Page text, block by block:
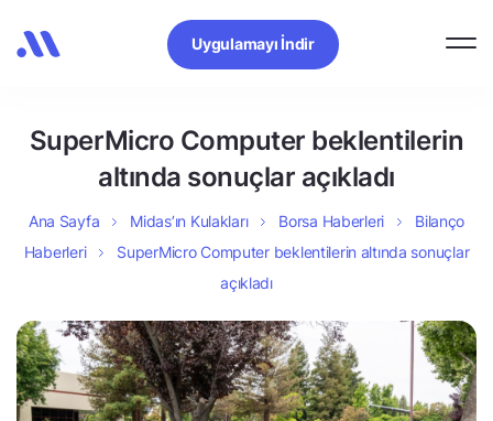
Uygulamayı İndir
SuperMicro Computer beklentilerin
altında sonuçlar açıkladı
Ana Sayfa Midas’ın Kulakları Borsa Haberleri
Bilanço
Haberleri
SuperMicro Computer beklentilerin altında sonuçlar
açıkladı